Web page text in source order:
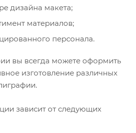
дизайна макета;
материалов;
персонала.
вы всегда можете оформить
изготовление различных
зависит от следующих